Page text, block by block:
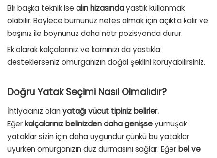
Bir başka teknik ise alın hizasındayastık kullanmak
olabilir. Böylece burnunuz nefes almak için açıkta kalır ve
başınız ile boynunuz daha nötr pozisyonda durur.
Ek olarak kalçalarınız ve karnınızı da yastıkla
desteklerseniz omurganızın doğal şeklini koruyabilirsiniz.
Doğru Yatak Seçimi Nasıl Olmalıdır?
İhtiyacınız olan yatağı vücut tipiniz belirler.
Eğerkalçalarınız belinizden daha genişseyumuşak
yataklar sizin için daha uygundur çünkü bu yataklar
uyurken omurganızın düz durmasını sağlar. Eğerbel ve